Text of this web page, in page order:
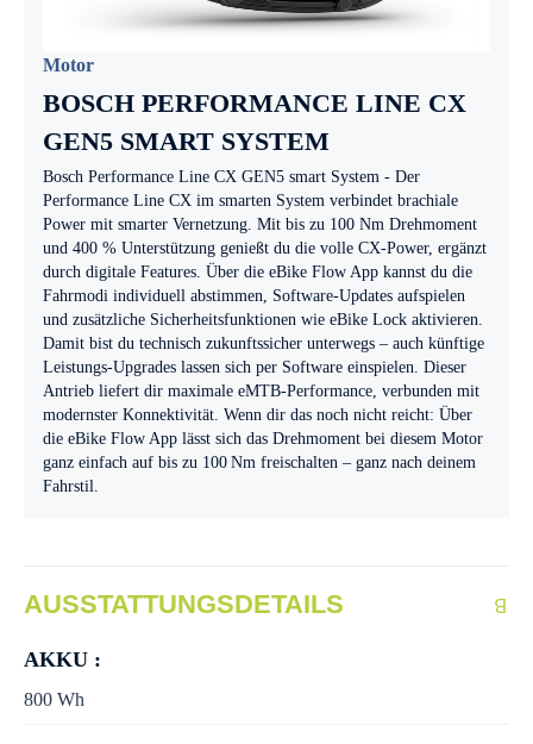
Motor
BOSCH PERFORMANCE LINE CX
GEN5 SMART SYSTEM
Bosch Performance Line CX GEN5 smart System - Der
Performance Line CX im smarten System verbindet brachiale
Power mit smarter Vernetzung. Mit bis zu 100 Nm Drehmoment
und 400 % Unterstützung genießt du die volle CX-Power, ergänzt
durch digitale Features. Über die eBike Flow App kannst du die
Fahrmodi individuell abstimmen, Software-Updates aufspielen
und zusätzliche Sicherheitsfunktionen wie eBike Lock aktivieren.
Damit bist du technisch zukunftssicher unterwegs – auch künftige
Leistungs-Upgrades lassen sich per Software einspielen. Dieser
Antrieb liefert dir maximale eMTB-Performance, verbunden mit
modernster Konnektivität. Wenn dir das noch nicht reicht: Über
die eBike Flow App lässt sich das Drehmoment bei diesem Motor
ganz einfach auf bis zu 100 Nm freischalten – ganz nach deinem
Fahrstil.
AUSSTATTUNGSDETAILS
AKKU :
800 Wh